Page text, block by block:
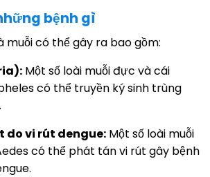
bệnh gì
muỗi có thể gây ra bao gồm:
Một số loài muỗi đực và cái
có thể truyền ký sinh trùng
do vi rút dengue: Một số loài muỗi
có thể phát tán vi rút gây bệnh